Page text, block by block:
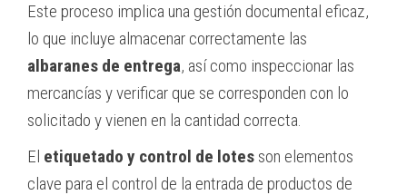
Este proceso implica una gestión documental eficaz,
lo que incluye almacenar correctamente las
albaranes de entrega, así como inspeccionar las
mercancías y verificar que se corresponden con lo
solicitado y vienen en la cantidad correcta.
El etiquetado y control de lotes son elementos
clave para el control de la entrada de productos de